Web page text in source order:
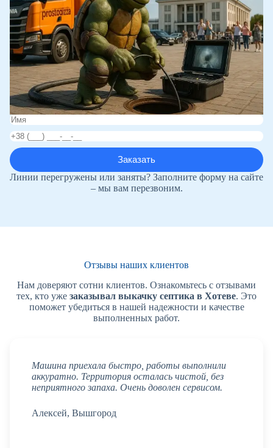
Линии перегружены или заняты? Заполните форму на сайте
– мы вам перезвоним.
Отзывы наших клиентов
Нам доверяют сотни клиентов. Ознакомьтесь с отзывами
тех, кто уже заказывал выкачку септика в Хотеве. Это
поможет убедиться в нашей надежности и качестве
выполненных работ.
Машина приехала быстро, работы выполнили
аккуратно. Территория осталась чистой, без
неприятного запаха. Очень доволен сервисом.
Алексей, Вышгород